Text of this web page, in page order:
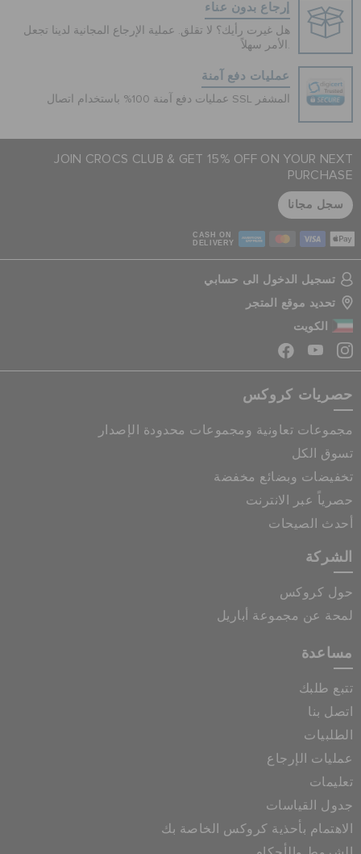
إرجاع بدون عناء
هل غيرت رأيك؟ لا تقلق. عملية الإرجاع المجانية لدينا تجعل
عمليات دفع آمنة
عمليات دفع آمنة 100% باستخدام اتصال SSL المشفر
JOIN CROCS CLUB & GET 15% OFF ON YOUR NEXT
PURCHASE
سجل مجانا
CASH ON
DELIVERY
تسجيل الدخول الى حسابي
تحديد موقع المتجر
الكويت
حصريات كروكس
مجموعات تعاونية ومجموعات محدودة الإصدار
تسوق الكل
تخفيضات وبضائع مخفضة
حصرياً عبر الانترنت
أحدث الصيحات
الشركة
حول كروكس
لمحة عن مجموعة أباريل
مساعدة
تتبع طلبك
اتصل بنا
الطلبيات
عمليات الإرجاع
تعليمات
جدول القياسات
الاهتمام بأحذية كروكس الخاصة بك